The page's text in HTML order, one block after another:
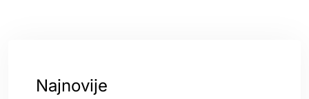
Najnovije